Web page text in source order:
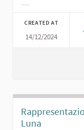
CREATED AT
14/12/2024
Luna